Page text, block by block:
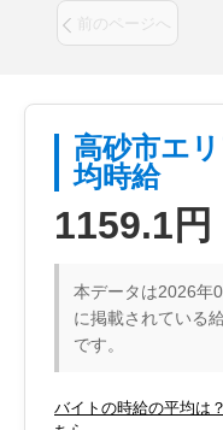
前のページへ
高砂市エ
均時給
1159.1円
本データは2026年
に掲載されている
です。
バイトの時給の平均は